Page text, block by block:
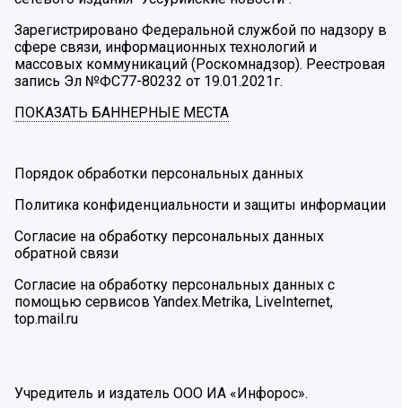
Зарегистрировано Федеральной службой по надзору в
сфере связи, информационных технологий и
массовых коммуникаций (Роскомнадзор). Реестровая
запись Эл №ФС77-80232 от 19.01.2021г.
ПОКАЗАТЬ БАННЕРНЫЕ МЕСТА
Порядок обработки персональных данных
Политика конфиденциальности и защиты информации
Согласие на обработку персональных данных
обратной связи
Согласие на обработку персональных данных с
помощью сервисов Yandex.Metrika, LiveInternet,
top.mail.ru
Учредитель и издатель ООО ИА «Инфорос».